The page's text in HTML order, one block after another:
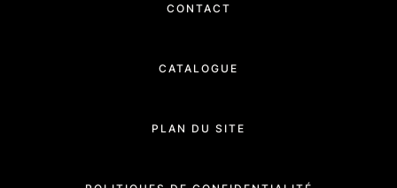
CONTACT
CATALOGUE
PLAN DU SITE